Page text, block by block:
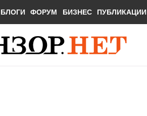
БЛОГИ ФОРУМ БИЗНЕС ПУБЛИКАЦИИ